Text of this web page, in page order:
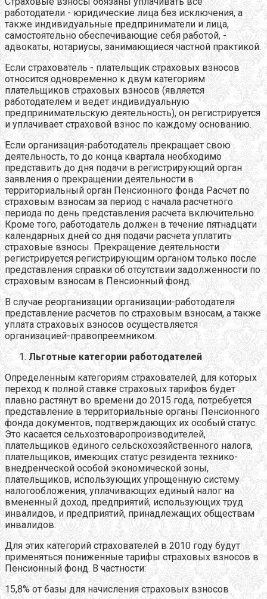
работодатели - юридические лица без исключения, а
также индивидуальные предприниматели и лица,
самостоятельно обеспечивающие себя работой, -
адвокаты, нотариусы, занимающиеся частной практикой.
Если страхователь - плательщик страховых взносов
относится одновременно к двум категориям
плательщиков страховых взносов (является
работодателем и ведет индивидуальную
предпринимательскую деятельность), он регистрируется
и уплачивает страховой взнос по каждому основанию.
Если организация-работодатель прекращает свою
деятельность, то до конца квартала необходимо
представить до дня подачи в регистрирующий орган
заявления о прекращении деятельности в
территориальный орган Пенсионного фонда Расчет по
страховым взносам за период с начала расчетного
периода по день представления расчета включительно.
Кроме того, работодатель должен в течение пятнадцати
календарных дней со дня подачи расчета уплатить
страховые взносы. Прекращение деятельности
регистрируется регистрирующим органом только после
представления справки об отсутствии задолженности по
страховым взносам в Пенсионный фонд.
В случае реорганизации организации-работодателя
представление расчетов по страховым взносам, а также
уплата страховых взносов осуществляется
организацией-правопреемником.
Льготные категории работодателей
Определенным категориям страхователей, для которых
переход к полной ставке страховых тарифов будет
плавно растянут во времени до 2015 года, потребуется
представление в территориальные органы Пенсионного
фонда документов, подтверждающих их особый статус.
Это касается сельхозтоваропроизводителей,
плательщиков единого сельскохозяйственного налога,
плательщиков, имеющих статус резидента технико-
внедренческой особой экономической зоны,
плательщиков, использующих упрощенную систему
налогообложения, уплачивающих единый налог на
вмененный доход, предприятий, использующих труд
инвалидов, и предприятий, принадлежащих обществам
инвалидов.
Для этих категорий страхователей в 2010 году будут
применяться пониженные тарифы страховых взносов в
Пенсионный фонд. В частности:
15,8% от базы для начисления страховых взносов